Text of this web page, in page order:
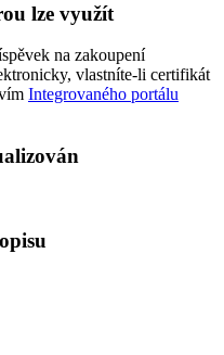
lze využít
na zakoupení
vlastníte-li certifikát
Integrovaného portálu